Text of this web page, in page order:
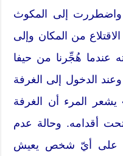
واضطررت إلى المكوث
من المكان وإلى
عندما هُجِّرنا من حيفا
الدخول إلى الغرفة
المرء أن الغرفة
تحت أقدامه. وحالة عدم
على أيّ شخص يعيش